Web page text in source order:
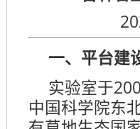
一、平台建
实验室于
中国科学院东